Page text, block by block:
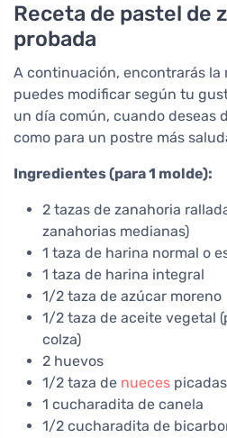
Receta de pastel de
probada
A continuación, encontrarás la
puedes modificar según tu
un día común, cuando deseas
como para un postre más
Ingredientes (para 1 molde):
2 tazas de zanahoria
zanahorias medianas)
1 taza de harina normal o
1 taza de harina integral
1/2 taza de azúcar moreno
1/2 taza de aceite vegetal
colza)
2 huevos
1/2 taza de nueces
1 cucharadita de canela
1/2 cucharadita de